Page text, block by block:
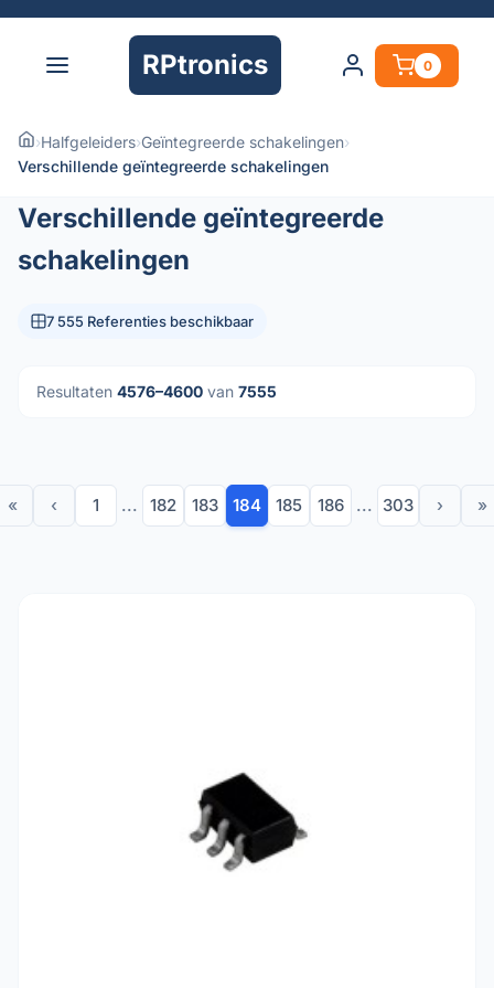
RPtronics 0
›Halfgeleiders›Geïntegreerde schakelingen›
Verschillende geïntegreerde schakelingen
Verschillende geïntegreerde
schakelingen
7 555 Referenties beschikbaar
Resultaten 4576–4600 van 7555
« ‹ 1 ... 182 183 184 185 186 ... 303 › »